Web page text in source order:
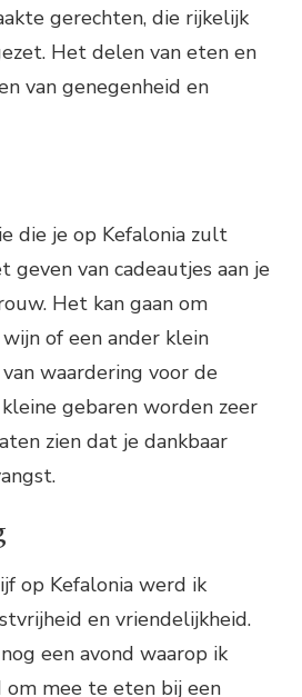
gerechten, die rijkelijk
Het delen van eten en
van genegenheid en
die je op Kefalonia zult
geven van cadeautjes aan je
Het kan gaan om
of een ander klein
waardering voor de
gebaren worden zeer
zien dat je dankbaar
op Kefalonia werd ik
en vriendelijkheid.
een avond waarop ik
mee te eten bij een